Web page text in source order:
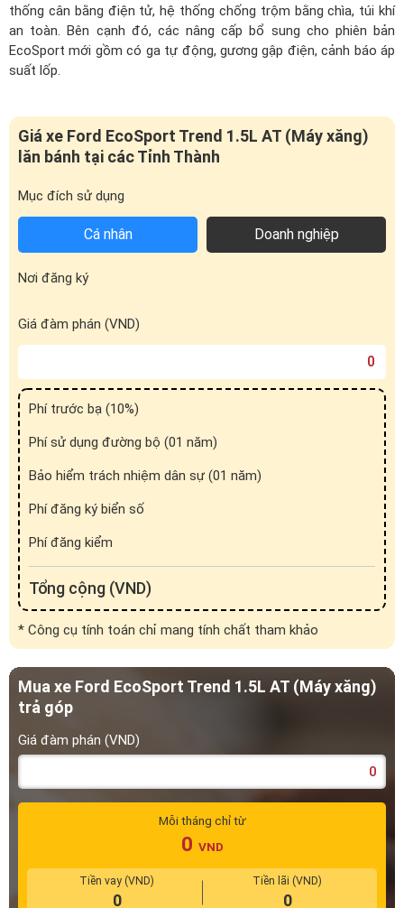
thống cân bằng điện tử, hệ thống chống trộm bằng chìa, túi khí
an toàn. Bên cạnh đó, các nâng cấp bổ sung cho phiên bản
EcoSport mới gồm có ga tự động, gương gập điện, cảnh báo áp
suất lốp.
Giá xe Ford EcoSport Trend 1.5L AT (Máy xăng)
lăn bánh tại các Tỉnh Thành
Mục đích sử dụng
Cá nhân Doanh nghiệp
Nơi đăng ký
Giá đàm phán (VND)
Phí trước bạ (10%)
Phí sử dụng đường bộ (01 năm)
Bảo hiểm trách nhiệm dân sự (01 năm)
Phí đăng ký biển số
Phí đăng kiểm
Tổng cộng (VND)
* Công cụ tính toán chỉ mang tính chất tham khảo
Mua xe Ford EcoSport Trend 1.5L AT (Máy xăng)
trả góp
Giá đàm phán (VND)
Mỗi tháng chỉ từ
0 VND
Tiền vay (VND)
0
Tiền lãi (VND)
0